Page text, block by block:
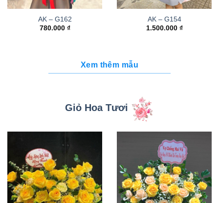
AK – G162
780.000 ₫
AK – G154
1.500.000 ₫
Xem thêm mẫu
Giỏ Hoa Tươi